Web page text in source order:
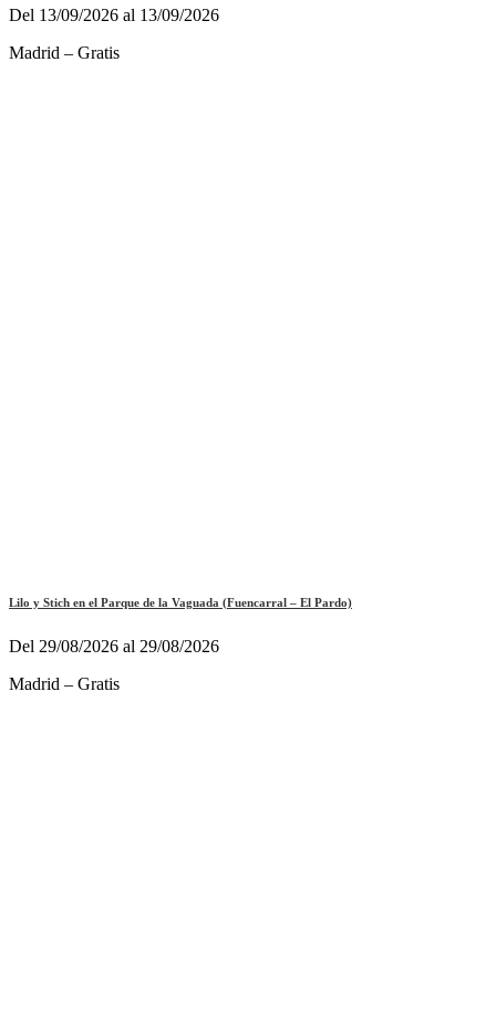
Del 13/09/2026 al 13/09/2026
Madrid – Gratis
Lilo y Stich en el Parque de la Vaguada (Fuencarral – El Pardo)
Del 29/08/2026 al 29/08/2026
Madrid – Gratis